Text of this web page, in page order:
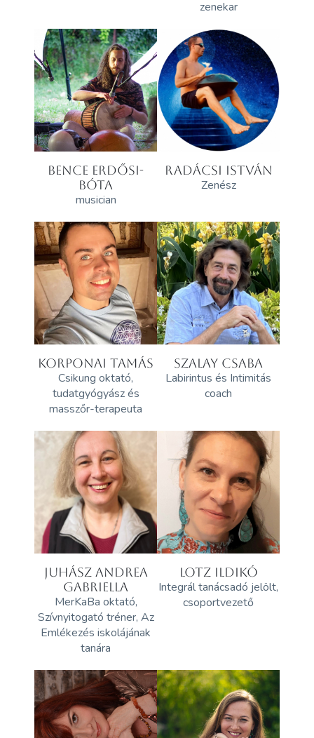
zenekar
BENCE ERDŐSI-
BÓTA
musician
RADÁCSI ISTVÁN
Zenész
KORPONAI TAMÁS
Csikung oktató,
tudatgyógyász és
masszőr-terapeuta
SZALAY CSABA
Labirintus és Intimitás
coach
JUHÁSZ ANDREA
GABRIELLA
MerKaBa oktató,
Szívnyitogató tréner, Az
Emlékezés iskolájának
tanára
LOTZ ILDIKÓ
Integrál tanácsadó jelölt,
csoportvezető